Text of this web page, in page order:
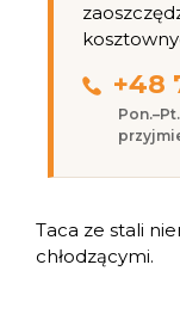
+48
Taca ze stali
chłodzącymi.